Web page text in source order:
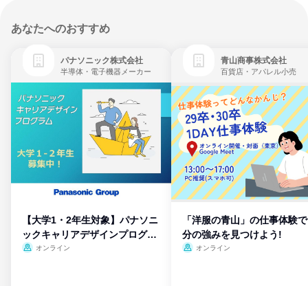
あなたへのおすすめ
パナソニック株式会社
半導体・電子機器メーカー
【大学1・2年生対象】パナソニ
ックキャリアデザインプログラ
ム
オンライン
青山商事株式会社
百貨店・アパレル小売
「洋服の青山」の仕事体験
分の強みを見つけよう!
オンライン